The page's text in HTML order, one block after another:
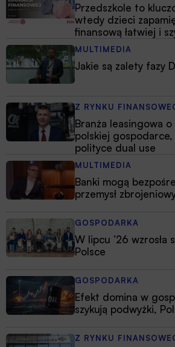
Przedszkole to
wtedy dzieci
finansową łatwiej i
MULTIMEDIA
Jakie są zalety fazy
Z RYNKU
Branża leasingowa
polskiej gospodarce,
polityce dual use
MULTIMEDIA
Banki mogą
przemysł
GOSPODARKA
W lipcu ’26 wzrosła
Polsce
GOSPODARKA
Efekt domina w
szykują podwyżki,
Z RYNKU